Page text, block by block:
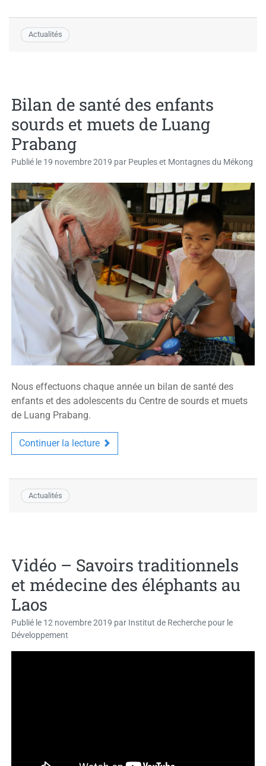
Actualités
Bilan de santé des enfants
sourds et muets de Luang
Prabang
Publié le 19 novembre 2019 par Peuples et Montagnes du Mékong
Nous effectuons chaque année un bilan de santé des
enfants et des adolescents du Centre de sourds et muets
de Luang Prabang.
Continuer la lecture
Actualités
Vidéo – Savoirs traditionnels
et médecine des éléphants au
Laos
Publié le 12 novembre 2019 par Institut de Recherche pour le
Développement